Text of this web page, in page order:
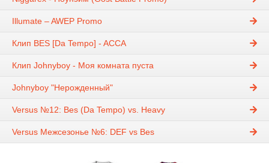
Illumate – AWEP Promo
Клип BES [Da Tempo] - ACCA
Клип Johnyboy - Моя комната пуста
Johnyboy "Нерожденный"
Versus №12: Bes (Da Tempo) vs. Heavy
Versus Межсезонье №6: DEF vs Bes